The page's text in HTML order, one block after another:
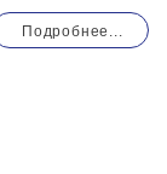
Подробнее...